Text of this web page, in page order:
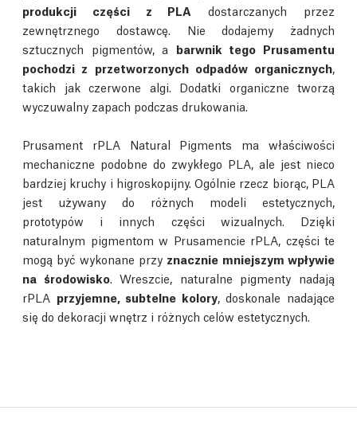
produkcji części z PLA dostarczanych przez
zewnętrznego dostawcę. Nie dodajemy żadnych
sztucznych pigmentów, a barwnik tego Prusamentu
pochodzi z przetworzonych odpadów organicznych
takich jak czerwone algi. Dodatki organiczne tworzą
wyczuwalny zapach podczas drukowania.
Prusament rPLA Natural Pigments ma właściwości
mechaniczne podobne do zwykłego PLA, ale jest nieco
bardziej kruchy i higroskopijny. Ogólnie rzecz biorąc, PLA
jest używany do różnych modeli estetycznych,
prototypów i innych części wizualnych. Dzięki
naturalnym pigmentom w Prusamencie rPLA, części te
mogą być wykonane przy znacznie mniejszym wpływie
na środowisko. Wreszcie, naturalne pigmenty nadają
rPLA przyjemne, subtelne kolory, doskonale nadające
się do dekoracji wnętrz i różnych celów estetycznych.